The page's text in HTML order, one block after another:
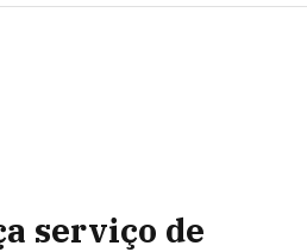
serviço de